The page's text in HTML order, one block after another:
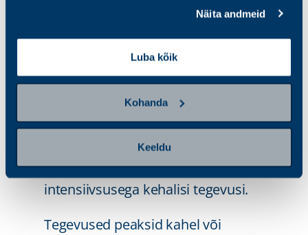
Näita andmeid
Luba kõik
Kohanda
Keeldu
regulaarselt, võimaluselvähemalt
30 minutit iga päev. Soovitatav on
teha 150–300 minutit nädalas
mõõduka intensiivsusega kehalisi
tegevusi või 75–150 minutit nädalas
tugeva intensiivsusega kehalisi
tegevusi või kombineerida mõlema
intensiivsusega kehalisi tegevusi.
Tegevused peaksid kahel või